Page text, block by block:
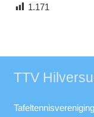
1.171
TTV